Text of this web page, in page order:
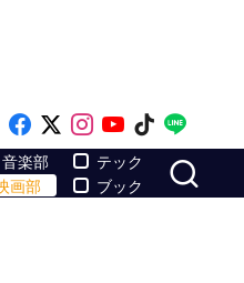
Like on Facebook
Follow on x
Follow on
Follow on
Follow
音楽部
画部
テック
ブック